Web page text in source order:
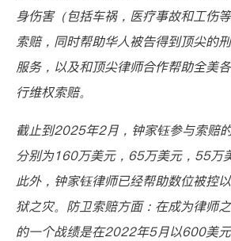
身伤害（包括车祸，医疗事故和工伤
索赔，同时帮助华人被告得到顶尖的
服务，以及和顶尖律师合作帮助全美
行维权索赔。
截止到2025年2月，钟家钰参与索赔
分别为160万美元，65万美元，55万
此外，钟家钰律师已经帮助数位被控
狱之灾。防卫索赔方面：在成为律师
的一个战绩是在2022年5月以600美